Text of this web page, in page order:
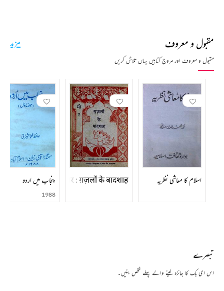
مقبول و معروف
مقبول و معروف اور مروج کتابیں یہاں تلاش کریں
مزید
اسلام کا معاشی نظریہ मीर : ग़ज़लों के बादशाह پنجاب میں اردو
1988
تبصرے
اس ای بک کا جائزہ لینے والے پہلے شخص بنیں۔